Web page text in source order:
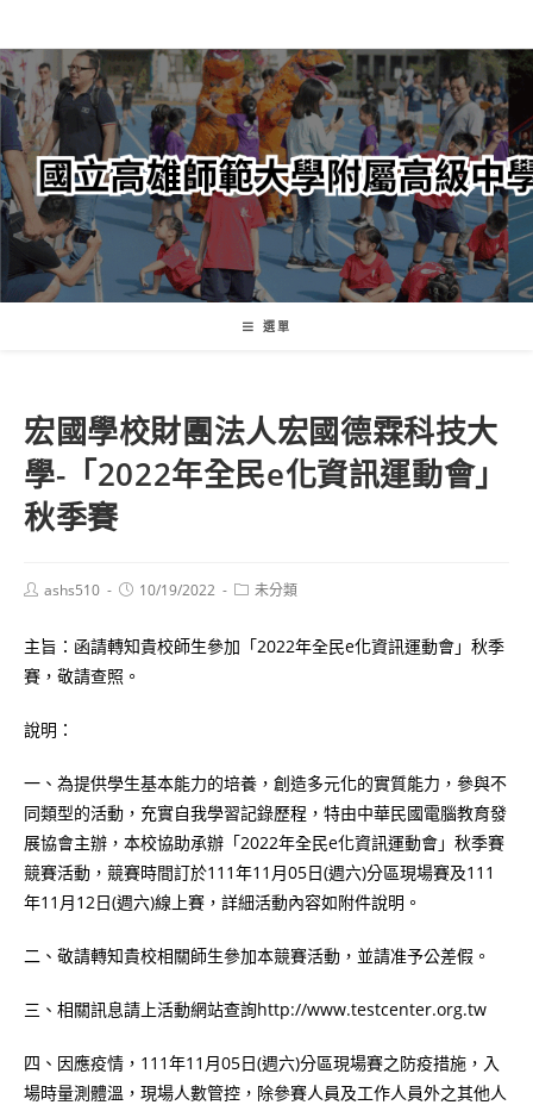
轉
至
主
內
容
選單
宏國學校財團法人宏國德霖科技大
學-「2022年全民e化資訊運動會」
秋季賽
Postashs510
Post10/19/2022
Post未分類
主旨：函請轉知貴校師生參加「2022年全民e化資訊運動會」秋季
賽，敬請查照。
說明：
一、為提供學生基本能力的培養，創造多元化的實質能力，參與不
同類型的活動，充實自我學習記錄歷程，特由中華民國電腦教育發
展協會主辦，本校協助承辦「2022年全民e化資訊運動會」秋季賽
競賽活動，競賽時間訂於111年11月05日(週六)分區現場賽及111
年11月12日(週六)線上賽，詳細活動內容如附件說明。
二、敬請轉知貴校相關師生參加本競賽活動，並請准予公差假。
三、相關訊息請上活動網站查詢http://www.testcenter.org.tw
四、因應疫情，111年11月05日(週六)分區現場賽之防疫措施，入
場時量測體溫，現場人數管控，除參賽人員及工作人員外之其他人